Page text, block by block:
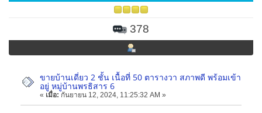
378
ขายบ้านเดี่ยว 2 ชั้น เนื้อที่ 50 ตารางวา สภาพดี พร้อมเข้า
อยู่ หมู่บ้านพรธิสาร 6
« เมื่อ: กันยายน 12, 2024, 11:25:32 AM »